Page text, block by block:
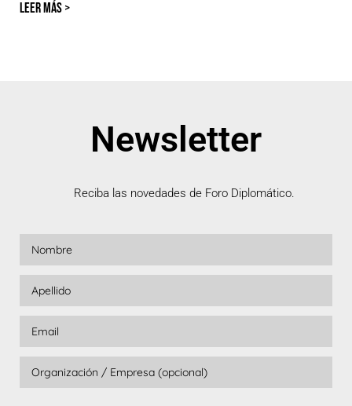
LEER MÁS >
Newsletter
Reciba las novedades de Foro Diplomático.